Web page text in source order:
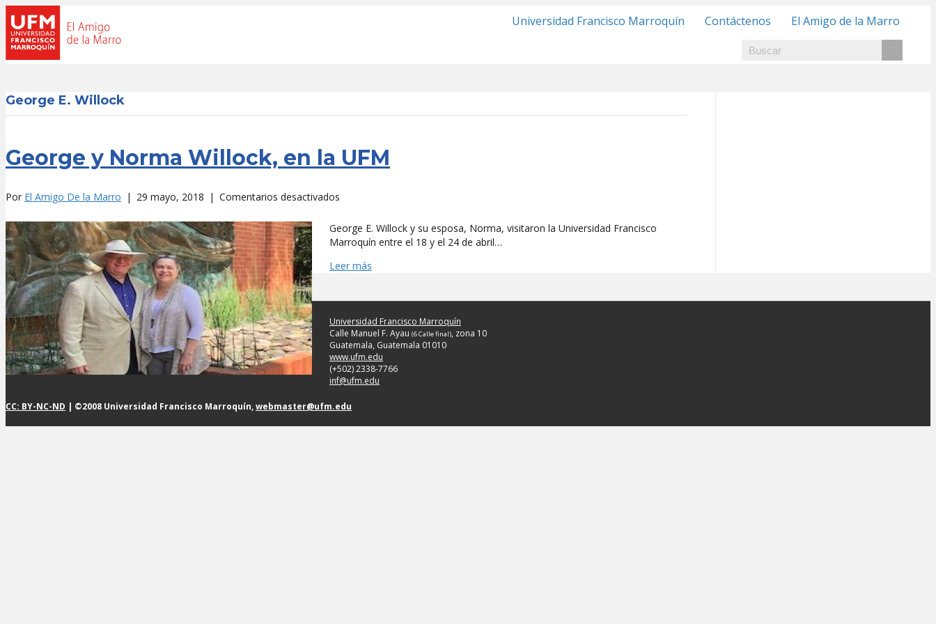
Universidad Francisco Marroquín Contáctenos El Amigo de la Marro
George E. Willock
George y Norma Willock, en la UFM
Por El Amigo De la Marro | 29 mayo, 2018 | Comentarios desactivados
y
Norma
Willock,
en
George E. Willock y su esposa, Norma, visitaron la Universidad Francisco
Marroquín entre el 18 y el 24 de abril…
Leer más
Universidad Francisco Marroquín
Calle Manuel F. Ayau (6 Calle final), zona 10
Guatemala, Guatemala 01010
www.ufm.edu
(+502) 2338-7766
inf@ufm.edu
CC: BY-NC-ND | ©2008 Universidad Francisco Marroquín,webmaster@ufm.edu